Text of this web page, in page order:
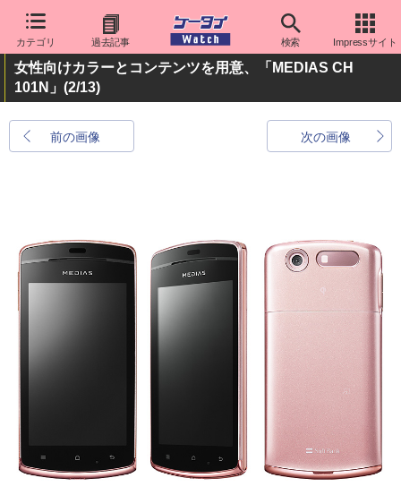
カテゴリ 過去記事 検索 Impressサイト
女性向けカラーとコンテンツを用意、「MEDIAS CH
101N」 (2/13)
前の画像 次の画像